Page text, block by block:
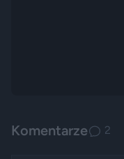
Komentarze 2